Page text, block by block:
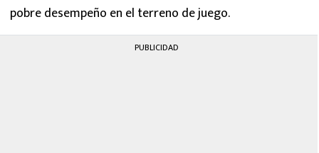
pobre desempeño en el terreno de juego.
PUBLICIDAD